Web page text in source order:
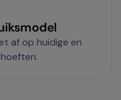
af op huidige en